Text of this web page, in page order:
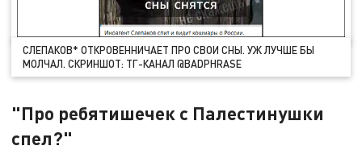
СЛЕПАКОВ* ОТКРОВЕННИЧАЕТ ПРО СВОИ СНЫ. УЖ ЛУЧШЕ БЫ
МОЛЧАЛ. СКРИНШОТ: ТГ-КАНАЛ @BADPHRASE
"Про ребятишечек с Палестинушки
спел?"